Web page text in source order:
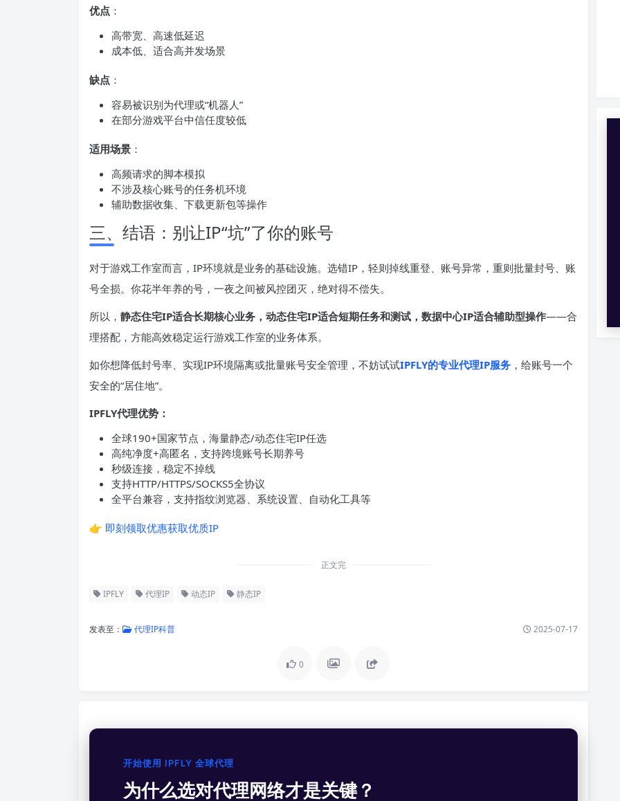
优点 ：
高带宽、高速低延迟
成本低、适合高并发场景
缺点 ：
容易被识别为代理或“机器人”
在部分游戏平台中信任度较低
适用场景 ：
高频请求的脚本模拟
不涉及核心账号的任务机环境
辅助数据收集、下载更新包等操作
三、结语：别让IP“坑”了你的账号
对于游戏工作室而言，IP环境就是业务的基础设施。选错IP，轻则掉线重登、账号异常，重则批量封号、账
号全损。你花半年养的号，一夜之间被风控团灭，绝对得不偿失。
所以， 静态住宅IP适合长期核心业务，动态住宅IP适合短期任务和测试，数据中心IP适合辅助型操作——合
理搭配，方能高效稳定运行游戏工作室的业务体系。
如你想降低封号率、实现IP环境隔离或批量账号安全管理，不妨试试IPFLY的专业代理IP服务 ，给账号一个
安全的“居住地”。
IPFLY代理优势：
全球190+国家节点，海量静态/动态住宅IP任选
高纯净度+高匿名，支持跨境账号长期养号
秒级连接，稳定不掉线
支持HTTP/HTTPS/SOCKS5全协议
全平台兼容，支持指纹浏览器、系统设置、自动化工具等
👉 即刻领取优惠获取优质IP
正文完
IPFLY 代理IP 动态IP 静态IP
发表至： 代理IP科普 2025-07-17
0
开始使用 IPFLY 全球代理
为什么选对代理网络才是关键？